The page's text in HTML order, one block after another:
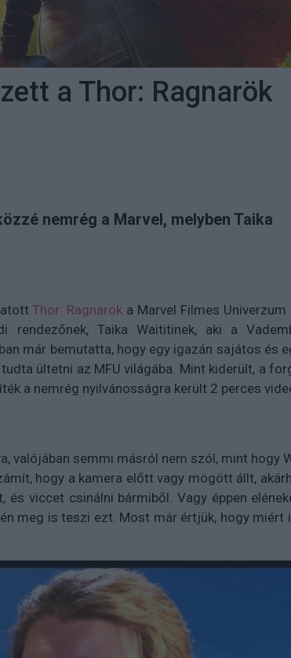
a Thor: Ragnarök
nemrég a Marvel, melyben Taika
Thor: Ragnarök a Marvel Filmes Univerzum
rendezőnek, Taika Waititinek, aki a
már bemutatta, hogy egy igazán sajátos és
ültetni az MFU világába. Mint kiderült, a
a nemrég nyilvánosságra került 2 perces
valójában semmi másról nem szól, mint hogy
hogy a kamera előtt vagy mögött állt,
viccet csinálni bármiből. Vagy éppen
meg is teszi ezt. Most már értjük, hogy miért